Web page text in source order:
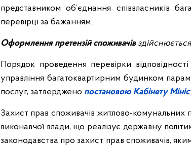
представником об’єднання співвласників
перевірці за бажанням.
Оформлення претензій споживачів
Порядок проведення перевірки
управління багатоквартирним будинком
послуг, затверджено постановою Кабінету
Захист прав споживачів житлово-
виконавчої влади, що реалізує державну
законодавства про захист прав споживачів,